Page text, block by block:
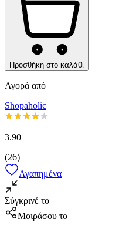
Προσθήκη στο καλάθι
Αγορά από
Shopaholic
3.90
(26)
Αγαπημένα
Σύγκρινέ το
Μοιράσου το